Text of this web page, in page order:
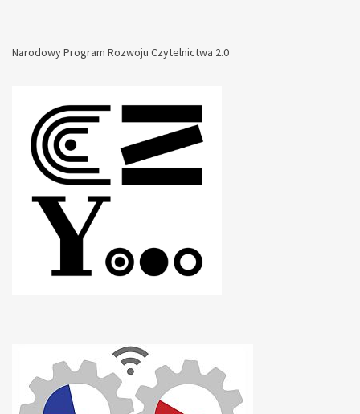
Narodowy Program Rozwoju Czytelnictwa 2.0